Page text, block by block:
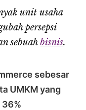
unit usaha
persepsi
sebuahbisnis.
sebesar
UMKM yang